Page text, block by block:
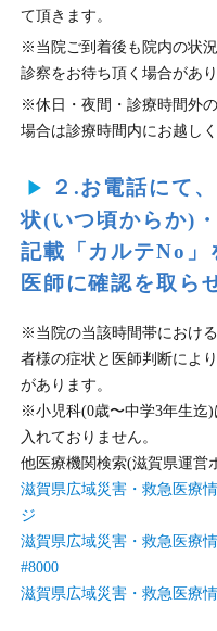
て頂きます。
※当院ご到着後も院内の状
診察をお待ち頂く場合があ
※休日・夜間・診療時間外
場合は診療時間内にお越しく
２.お電話にて
状(いつ頃からか)
記載「カルテNo」
医師に確認を取ら
※当院の当該時間帯におけ
者様の症状と医師判断によ
があります。
※小児科(0歳〜中学3年生迄
入れておりません。
他医療機関検索(滋賀県運営
滋賀県広域災害・救急医療
ジ
滋賀県広域災害・救急医療
#8000
滋賀県広域災害・救急医療